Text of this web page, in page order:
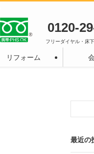
リフォーム
0120-
フリーダイヤル・床
最近の